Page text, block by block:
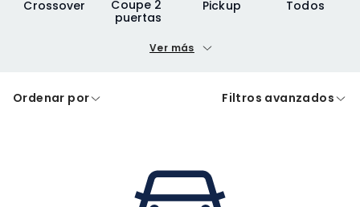
Crossover
Coupe 2
puertas
Pickup Todos
Precio máximo
A crédito De contado
Negociar precio
Ver más
Ordenar por Filtros avanzados